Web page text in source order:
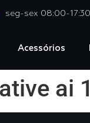
seg-sex 08:00-17:30
Acessórios
ai 1